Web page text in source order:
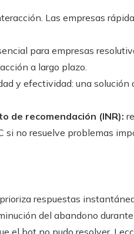
Las empresas
para empresas
a largo plazo.
y efectividad: una solución
de recomendación (INR):
si no resuelve problemas
respuestas
del abandono